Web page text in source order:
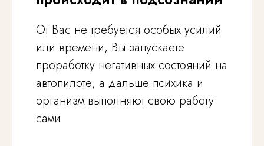
От Вас не требуется особых усилий
или времени, Вы запускаете
проработку негативных состояний на
автопилоте, а дальше психика и
организм выполняют свою работу
сами